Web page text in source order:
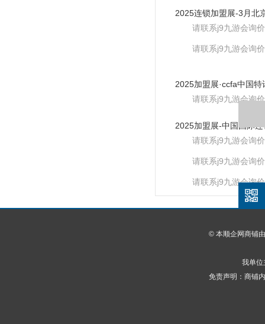
请联系j9九游会询价
请联系j9九游会询价
请联系j9九游会询价
请联系j9九游会询价
请联系j9九游会询价
请联系j9九游会询价
© 本顺企网商铺由
我单位
免责声明：商铺